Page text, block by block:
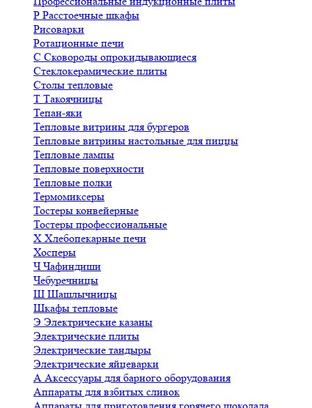
Р Расстоечные шкафы
Рисоварки
Ротационные печи
С Сковороды опрокидывающиеся
Стеклокерамические плиты
Столы тепловые
Т Такоячницы
Тепан-яки
Тепловые витрины для бургеров
Тепловые витрины настольные для пиццы
Тепловые лампы
Тепловые поверхности
Тепловые полки
Термомиксеры
Тостеры конвейерные
Тостеры профессиональные
Х Хлебопекарные печи
Хосперы
ЧЧафиндиши
Чебуречницы
Ш Шашлычницы
Шкафы тепловые
Э Электрические казаны
Электрические плиты
Электрические тандыры
Электрические яйцеварки
А Аксессуары для барного оборудования
Аппараты для взбитых сливок